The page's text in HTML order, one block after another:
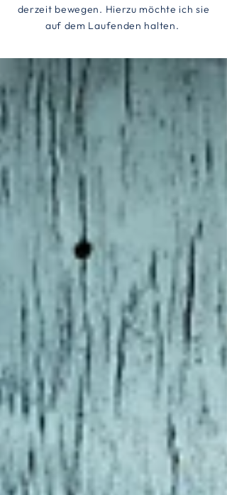
derzeit bewegen. Hierzu möchte ich sie
auf dem Laufenden halten.